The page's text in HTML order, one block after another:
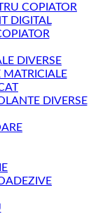
COPIATOR
DIGITAL
DIVERSE
MATRICIALE
DIVERSE